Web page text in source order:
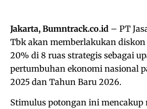
Jakarta, Bumntrack.co.id – PT
Tbk akan memberlakukan diskon
20% di 8 ruas strategis sebagai
pertumbuhan ekonomi nasional
2025 dan Tahun Baru 2026.
Stimulus potongan ini mencakup